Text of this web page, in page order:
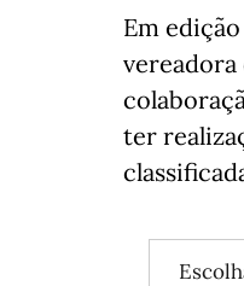
Em
vereadora
ter